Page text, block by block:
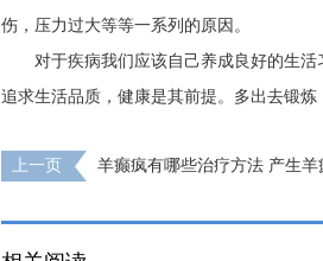
伤，压力过大等等一系列的原因。
对于疾病我们应该自己养成良好的生
追求生活品质，健康是其前提。多出去锻
上一页 羊癫疯有哪些治疗方法 产生羊